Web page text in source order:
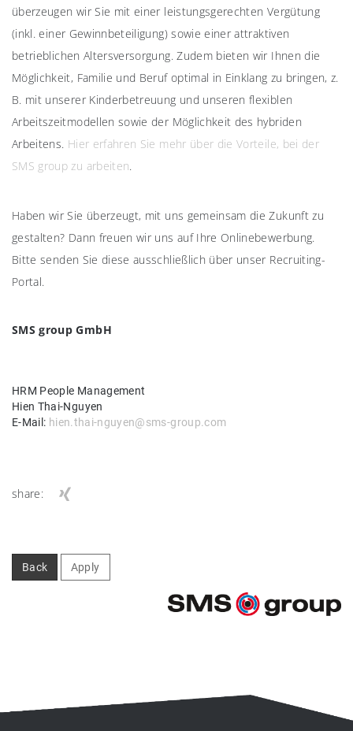
überzeugen wir Sie mit einer leistungsgerechten Vergütung
(inkl. einer Gewinnbeteiligung) sowie einer attraktiven
betrieblichen Altersversorgung. Zudem bieten wir Ihnen die
Möglichkeit, Familie und Beruf optimal in Einklang zu bringen, z.
B. mit unserer Kinderbetreuung und unseren flexiblen
Arbeitszeitmodellen sowie der Möglichkeit des hybriden
Arbeitens. Hier erfahren Sie mehr über die Vorteile, bei der
SMS group zu arbeiten.
Haben wir Sie überzeugt, mit uns gemeinsam die Zukunft zu
gestalten? Dann freuen wir uns auf Ihre Onlinebewerbung.
Bitte senden Sie diese ausschließlich über unser Recruiting-
Portal.
SMS group GmbH
HRM People Management
Hien Thai-Nguyen
E-Mail: hien.thai-nguyen@sms-group.com
share:
Back Apply